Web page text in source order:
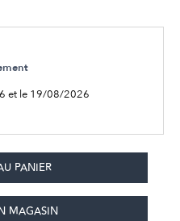
et le 19/08/2026
MAGASIN